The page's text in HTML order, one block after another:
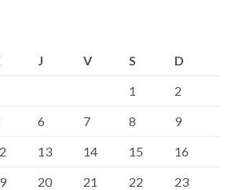
J V S
D
1
2
6 7 8
9
13 14 15
16
20 21 22
23